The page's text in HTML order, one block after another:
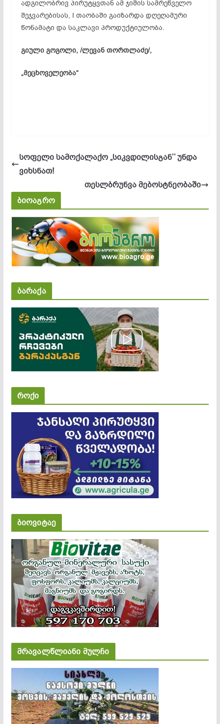
ადგილობრივ პირუტყვთან ამ ჯიშის სამრეწველო
შეჯვარებისას, I თაობაში გაიზარდა დღეღამური
წონამატი და საკლავი პროდუქტიულობა.
გიული გოგოლი, /ლევან თორთლაძე/,
„მეცხოველეობა“
სოფელი სამოქალაქო „სიკვდილისგან’’ უნდა
ვიხსნათ!
თესლბრუნვა მებოსტნეობაში
ბიოაგრო
ბარაქა
როქი
ბიოვიტაე
მრავალწლიანი მულჩი